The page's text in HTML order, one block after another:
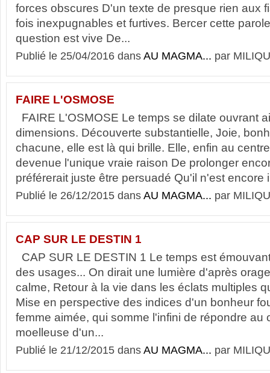
forces obscures D'un texte de presque rien aux
fois inexpugnables et furtives. Bercer cette
question est vive De...
Publié le 25/04/2016 dans AU MAGMA... par
FAIRE L'OSMOSE
FAIRE L'OSMOSE Le temps se dilate ouvrant
dimensions. Découverte substantielle, Joie,
chacune, elle est là qui brille. Elle, enfin au
devenue l'unique vraie raison De prolonger
préférerait juste être persuadé Qu'il n'est encore
Publié le 26/12/2015 dans AU MAGMA... par
CAP SUR LE DESTIN 1
CAP SUR LE DESTIN 1 Le temps est
des usages... On dirait une lumière d'après
calme, Retour à la vie dans les éclats multiples
Mise en perspective des indices d'un bonheur
femme aimée, qui somme l'infini de répondre au
moelleuse d'un...
Publié le 21/12/2015 dans AU MAGMA... par